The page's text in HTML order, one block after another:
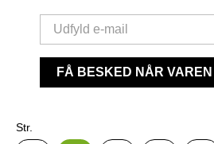
FÅ BESKED NÅR
Str.